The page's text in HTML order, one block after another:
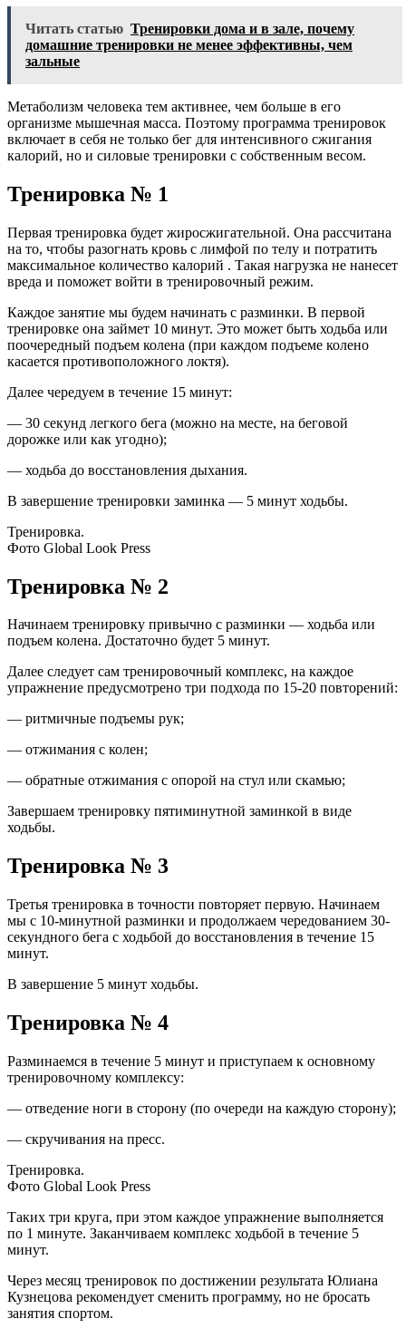
Читать статью Тренировки дома и в зале, почему
домашние тренировки не менее эффективны, чем
зальные
Метаболизм человека тем активнее, чем больше в его
организме мышечная масса. Поэтому программа тренировок
включает в себя не только бег для интенсивного сжигания
калорий, но и силовые тренировки с собственным весом.
Тренировка № 1
Первая тренировка будет жиросжигательной. Она рассчитана
на то, чтобы разогнать кровь с лимфой по телу и потратить
максимальное количество калорий . Такая нагрузка не нанесет
вреда и поможет войти в тренировочный режим.
Каждое занятие мы будем начинать с разминки. В первой
тренировке она займет 10 минут. Это может быть ходьба или
поочередный подъем колена (при каждом подъеме колено
касается противоположного локтя).
Далее чередуем в течение 15 минут:
— 30 секунд легкого бега (можно на месте, на беговой
дорожке или как угодно);
— ходьба до восстановления дыхания.
В завершение тренировки заминка — 5 минут ходьбы.
Тренировка.
Фото Global Look Press
Тренировка № 2
Начинаем тренировку привычно с разминки — ходьба или
подъем колена. Достаточно будет 5 минут.
Далее следует сам тренировочный комплекс, на каждое
упражнение предусмотрено три подхода по 15-20 повторений:
— ритмичные подъемы рук;
— отжимания с колен;
— обратные отжимания с опорой на стул или скамью;
Завершаем тренировку пятиминутной заминкой в виде
ходьбы.
Тренировка № 3
Третья тренировка в точности повторяет первую. Начинаем
мы с 10-минутной разминки и продолжаем чередованием 30-
секундного бега с ходьбой до восстановления в течение 15
минут.
В завершение 5 минут ходьбы.
Тренировка № 4
Разминаемся в течение 5 минут и приступаем к основному
тренировочному комплексу:
— отведение ноги в сторону (по очереди на каждую сторону);
— скручивания на пресс.
Тренировка.
Фото Global Look Press
Таких три круга, при этом каждое упражнение выполняется
по 1 минуте. Заканчиваем комплекс ходьбой в течение 5
минут.
Через месяц тренировок по достижении результата Юлиана
Кузнецова рекомендует сменить программу, но не бросать
занятия спортом.